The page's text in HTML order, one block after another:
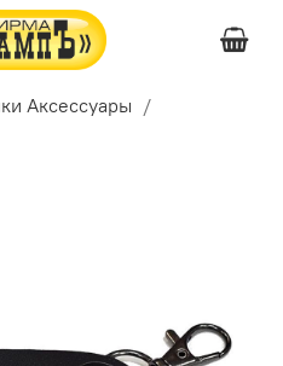
Аксессуары